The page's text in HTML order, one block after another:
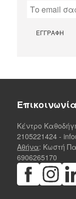
Επικοινωνία
Κέντρο
2105221424 -
Αθήνα: Κωστή
6906265170